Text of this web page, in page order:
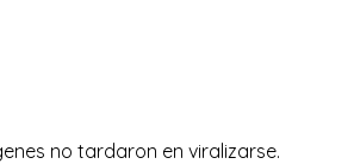
no tardaron en viralizarse.